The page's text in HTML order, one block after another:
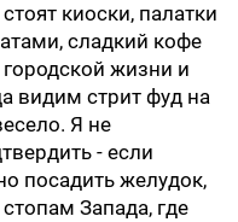
киоски, палатки
сладкий кофе
городской жизни и
видим стрит фуд на
Я не
- если
посадить желудок,
Запада, где